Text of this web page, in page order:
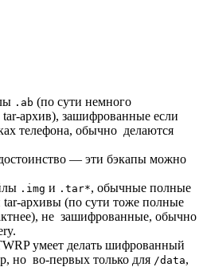
.ab (по сути немного
архив), зашифрованные если
телефона, обычно делаются
— эти бэкапы можно
.img и .tar*, обычные полные
tar-архивы (по сути тоже полные
не зашифрованные, обычно
умеет делать шифрованный
но во-первых только для /data,